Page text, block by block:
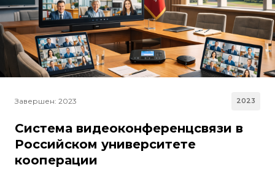
Завершен: 2023 2023
Система видеоконференцсвязи в
Российском университете
кооперации